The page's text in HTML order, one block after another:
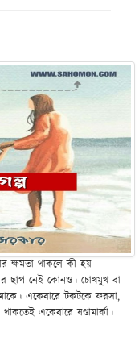
ক্ষমতা থাকলে কী হয়
ছাপ নেই কোনও। চোখমুখ বা
একেবারে টকটকে ফরসা,
একেবারে ষণ্ডামার্কা।